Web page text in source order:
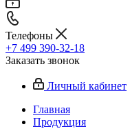
Телефоны
+7 499 390-32-18
Заказать звонок
Личный кабинет
Главная
Продукция